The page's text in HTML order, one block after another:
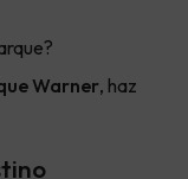
Warner, haz